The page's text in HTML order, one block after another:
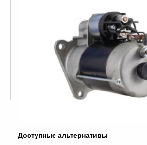
Доступные альтернативы